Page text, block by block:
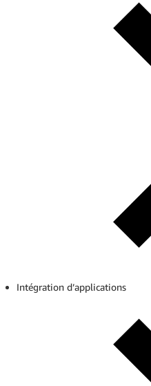
Intégration d’applications